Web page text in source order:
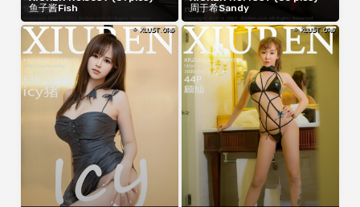
鱼子酱Fish
周于希Sandy